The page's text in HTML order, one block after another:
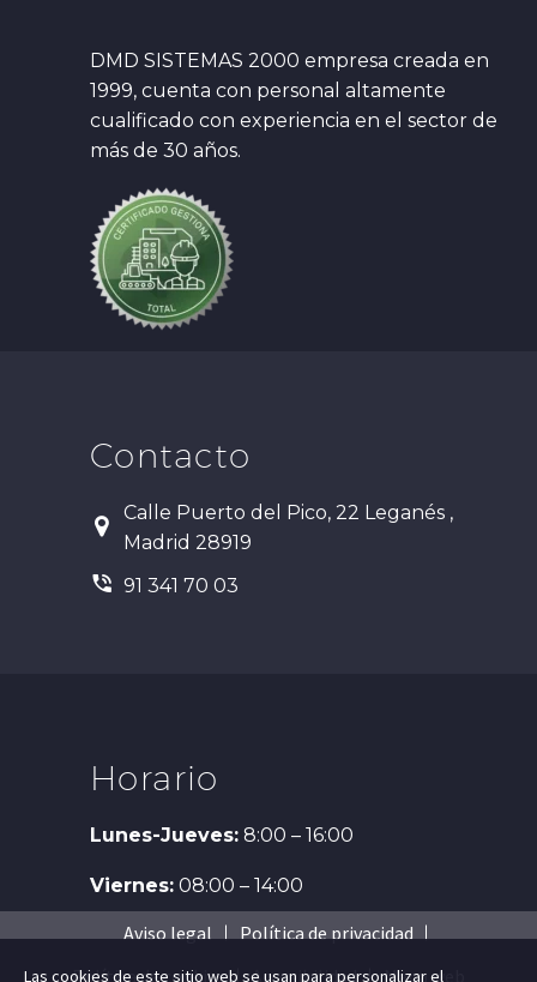
DMD SISTEMAS 2000 empresa creada en
1999, cuenta con personal altamente
cualificado con experiencia en el sector de
más de 30 años.
Contacto


Calle Puerto del Pico, 22 Leganés ,
Madrid 28919

 91 341 70 03
Horario
Lunes-Jueves: 8:00 – 16:00
Viernes: 08:00 – 14:00
Aviso legal
Política de privacidad
Política de cookies
Accesibilidad Mapa web
Las cookies de este sitio web se usan para personalizar el